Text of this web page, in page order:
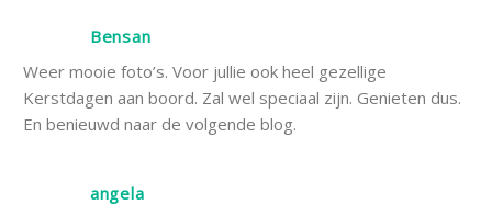
Bensan
Weer mooie foto’s. Voor jullie ook heel gezellige
Kerstdagen aan boord. Zal wel speciaal zijn. Genieten dus.
En benieuwd naar de volgende blog.
angela